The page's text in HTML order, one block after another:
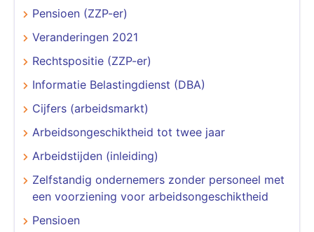
Pensioen (ZZP-er)
Veranderingen 2021
Rechtspositie (ZZP-er)
Informatie Belastingdienst (DBA)
Cijfers (arbeidsmarkt)
Arbeidsongeschiktheid tot twee jaar
Arbeidstijden (inleiding)
Zelfstandig ondernemers zonder personeel met
een voorziening voor arbeidsongeschiktheid
Pensioen